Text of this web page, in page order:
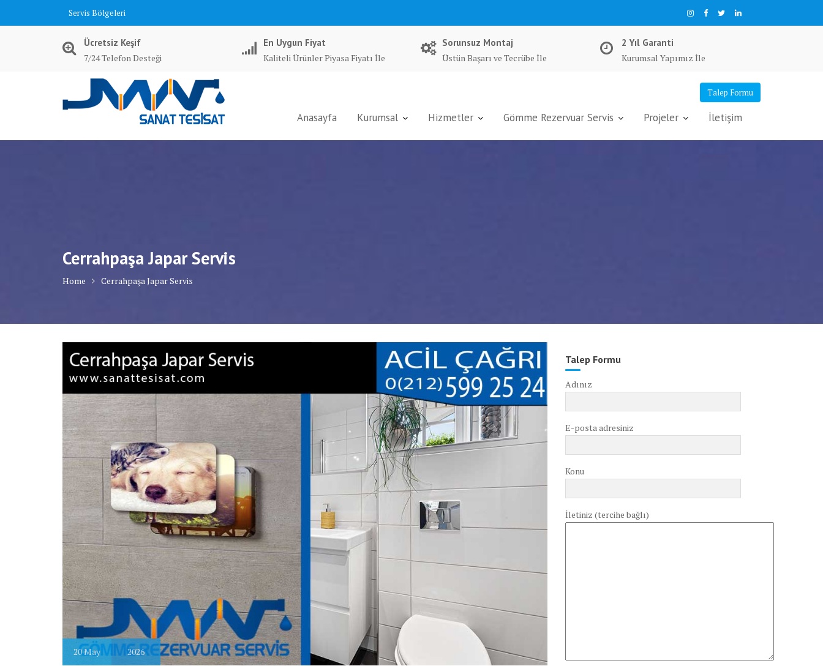
Servis Bölgeleri
Ücretsiz Keşif
7/24 Telefon Desteği
En Uygun Fiyat
Kaliteli Ürünler Piyasa Fiyatı İle
Sorunsuz Montaj
Üstün Başarı ve Tecrübe İle
2 Yıl Garanti
Kurumsal Yapımız İle
Talep Formu
Anasayfa Kurumsal Hizmetler Gömme Rezervuar Servis Projeler İletişim
Cerrahpaşa Japar Servis
Home Cerrahpaşa Japar Servis
20May 2026
Talep Formu
Adınız
E-posta adresiniz
Konu
İletiniz (tercihe bağlı)